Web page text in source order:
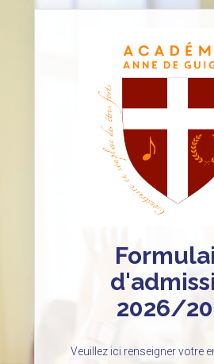
2026/
Veuillez ici renseigner votre